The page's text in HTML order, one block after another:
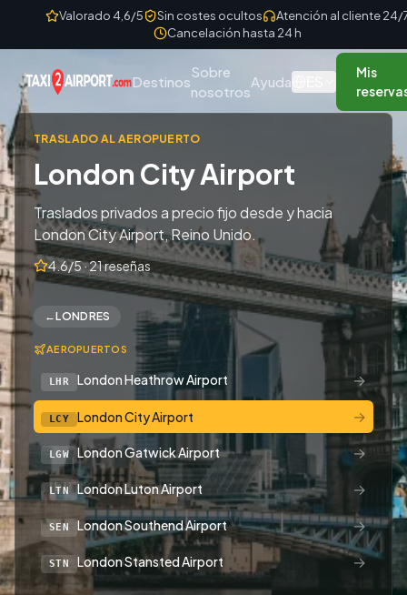
Skip to contentValorado 4,6/5 Sin costes ocultos
Atención al cliente 24/
Cancelación hasta 24 h
Destinos
Sobre
nosotros
Ayuda
Mis
TRASLADO AL AEROPUERTO
London City Airport
Traslados privados a precio fijo desde y hacia
London City Airport, Reino Unido.
4.6/5 · 21 reseñas
←LONDRES
AEROPUERTOS
LHR London Heathrow Airport →
LCY London City Airport →
LGW London Gatwick Airport →
LTN London Luton Airport →
SEN London Southend Airport →
STN London Stansted Airport →